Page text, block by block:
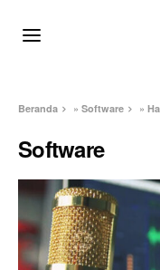
Beranda »Software »
Software